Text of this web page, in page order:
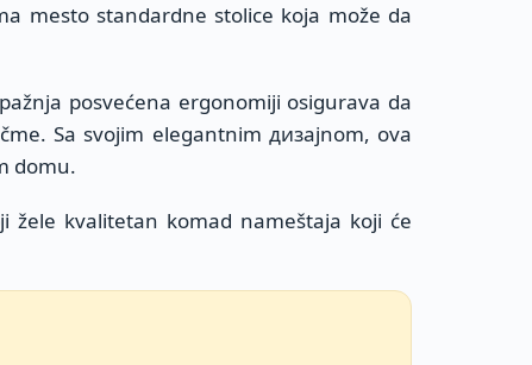
mesto standardne stolice koja može da
posvećena ergonomiji osigurava da
Sa svojim elegantnim дизајnom, ova
domu.
žele kvalitetan komad nameštaja koji će